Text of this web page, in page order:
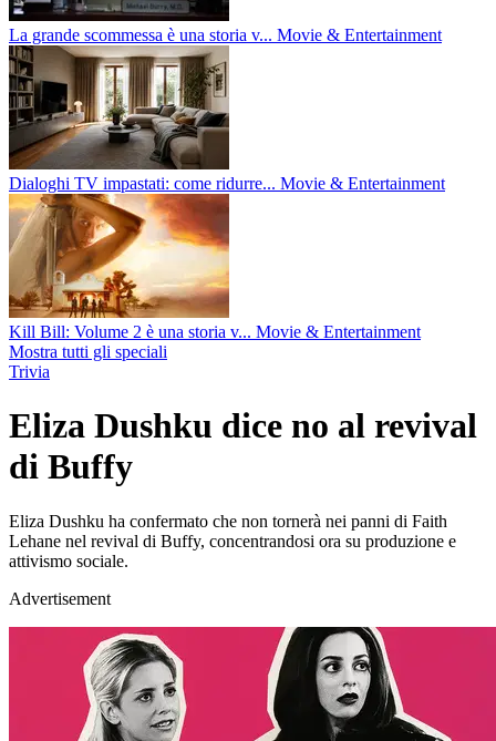
La grande scommessa è una storia v... Movie & Entertainment
Dialoghi TV impastati: come ridurre... Movie & Entertainment
Kill Bill: Volume 2 è una storia v... Movie & Entertainment
Mostra tutti gli speciali
Trivia
Eliza Dushku dice no al revival
di Buffy
Eliza Dushku ha confermato che non tornerà nei panni di Faith
Lehane nel revival di Buffy, concentrandosi ora su produzione e
attivismo sociale.
Advertisement